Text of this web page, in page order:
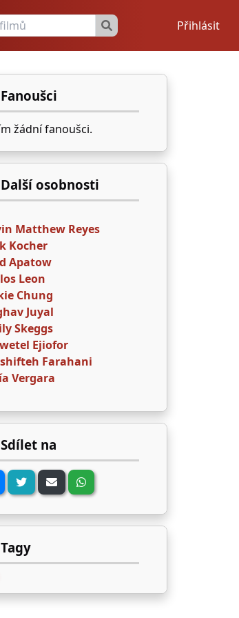
Přihlásit
žádní fanoušci.
osobnosti
Matthew Reyes
Kocher
Apatow
Leon
Chung
Juyal
Skeggs
Ejiofor
Farahani
Vergara
na